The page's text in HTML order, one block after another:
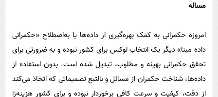
مساله
امروزه حکمرانی به کمک بهره‌گیری از داده‌ها یا به‌اصطلاح «حکمرانی
داده مبنا» دیگر یک انتخاب لوکس برای کشور نبوده و به ضرورتی برای
تحقق حکمرانی بهینه و مطلوب، تبدیل شده است. بدون استفاده از
داده‌ها، شناخت حکمران از مسائل و بالتبع تصمیماتی که اتخاذ می‌کند
از دقت، کیفیت و سرعت کافی برخوردار نبوده و برای کشور هزینه‌زا